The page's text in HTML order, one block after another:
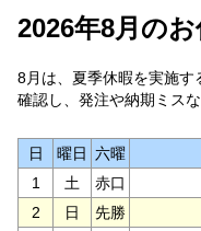
2026年8月の
8月は、夏季休暇を実施す
確認し、発注や納期ミス
日 曜日 六曜
1
土
赤口
2
日
先勝